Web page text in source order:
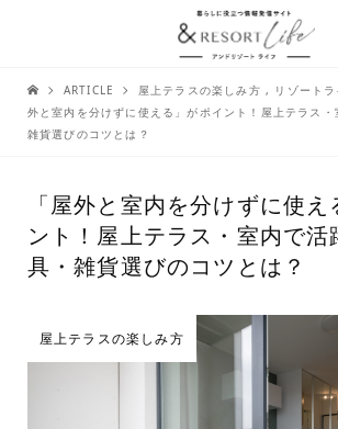
ARTICLE 屋上テラスの楽しみ方 , リゾート
外と室内を分けずに使える」がポイント！屋上テラス・
雑貨選びのコツとは？
「屋外と室内を分けずに使え
ント！屋上テラス・室内で活
具・雑貨選びのコツとは？
屋上テラスの楽しみ方